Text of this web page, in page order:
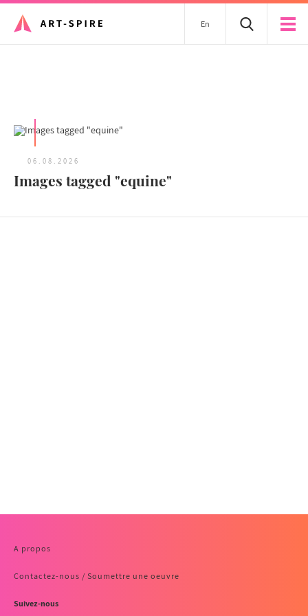
En
06.08.2026
Images tagged "equine"
A propos
Contactez-nous / Soumettre une oeuvre
Suivez-nous